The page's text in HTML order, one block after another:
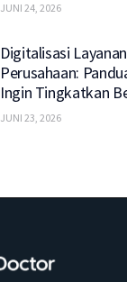
JUNI 24, 2026
Digitalisasi
Perusahaan:
Ingin Tingkatkan
JUNI 23, 2026